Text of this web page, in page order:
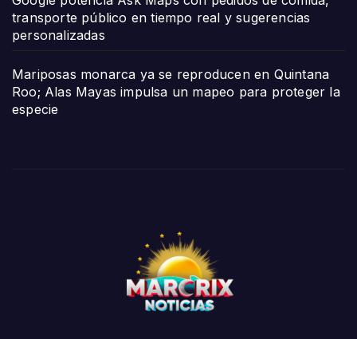
transporte público en tiempo real y sugerencias
personalizadas
Mariposas monarca ya se reproducen en Quintana
Roo; Alas Mayas impulsa un mapeo para proteger la
especie